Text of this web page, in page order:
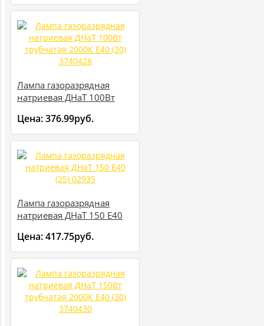
Лампа газоразрядная
натриевая ДНаТ 100Вт
3740428
Цена:376.99руб.
Лампа газоразрядная
натриевая ДНаТ 150 E40
Цена:417.75руб.